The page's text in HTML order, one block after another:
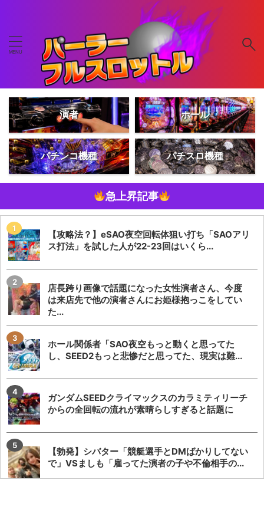
演者 ホール
パチンコ機種 パチスロ機種
急上昇記事
【攻略法？】eSAO夜空回転体狙い打ち「SAOアリ
ス打法」を試した人が22-23回はいくら...
店長跨り画像で話題になった女性演者さん、今度
は来店先で他の演者さんにお姫様抱っこをしてい
た...
ホール関係者「SAO夜空もっと動くと思ってた
し、SEED2もっと悲惨だと思ってた、現実は難...
ガンダムSEEDクライマックスのカラミティリーチ
からの全回転の流れが素晴らしすぎると話題に
【勃発】シバター「競艇選手とDMばかりしてない
で」VSましも「雇ってた演者の子や不倫相手の...